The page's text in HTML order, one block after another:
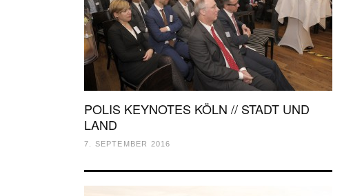
POLIS KEYNOTES KÖLN // STADT UND
LAND
7. SEPTEMBER 2016